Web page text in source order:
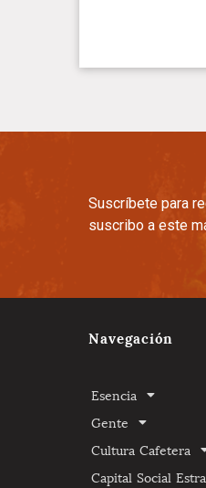
Suscríbete para
suscribo a este
Navegación
Esencia
Gente
Cultura Cafetera
Capital Social